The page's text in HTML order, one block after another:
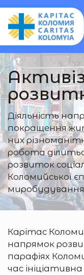
Діяльність
покращення
них
робота
розвиток
Коломийської
Карітас
напрямок
парафіях
час